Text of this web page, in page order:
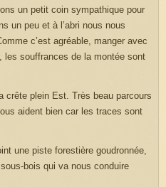
un petit coin sympathique pour
un peu et à l’abri nous nous
c’est agréable, manger avec
les souffrances de la montée sont
crête plein Est. Très beau parcours
aident bien car les traces sont
une piste forestière goudronnée,
bois qui va nous conduire